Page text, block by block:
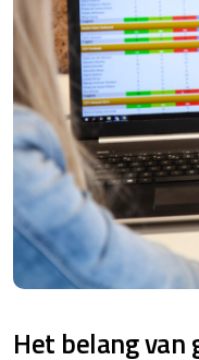
Het belang van